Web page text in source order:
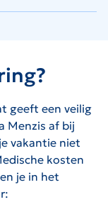
geeft een veilig
Menzis af bij
vakantie niet
kosten
je in het